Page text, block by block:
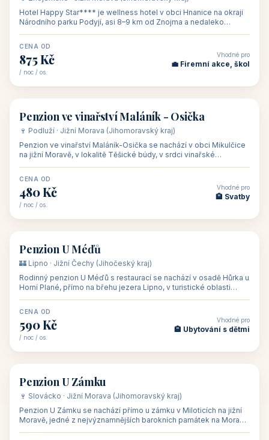
Hotel Happy Star**** je wellness hotel v obci Hnanice na okraji
Národního parku Podyjí, asi 8–9 km od Znojma a nedaleko
CENA OD
875 Kč
/ noc / os.
Vhodné pro
💼 Firemní akce, škol
🏡 penzion
Penzion ve vinařství Maláník - Osička
🍷 Podluží · Jižní Morava (Jihomoravský kraj)
Penzion ve vinařství Maláník-Osička se nachází v obci Mikulčice
na jižní Moravě, v lokalitě Těšické búdy, v srdci vinařské
CENA OD
480 Kč
/ noc / os.
Vhodné pro
🏨 Svatby
🏡 penzion
Penzion U Méďů
🏰 Lipno · Jižní Čechy (Jihočeský kraj)
Rodinný penzion U Méďů s restaurací se nachází v osadě Hůrka u
Horní Plané, přímo na břehu jezera Lipno, v turistické oblasti
CENA OD
590 Kč
/ noc / os.
Vhodné pro
🏨 Ubytování s dětmi
🏡 penzion
Penzion U Zámku
🍷 Slovácko · Jižní Morava (Jihomoravský kraj)
Penzion U Zámku se nachází přímo u zámku v Miloticích na jižní
Moravě, jedné z nejvýznamnějších barokních památek na Moravě,